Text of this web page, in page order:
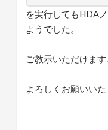
を実行してもHDA
ようでした。
ご教示いただけます
よろしくお願いいた